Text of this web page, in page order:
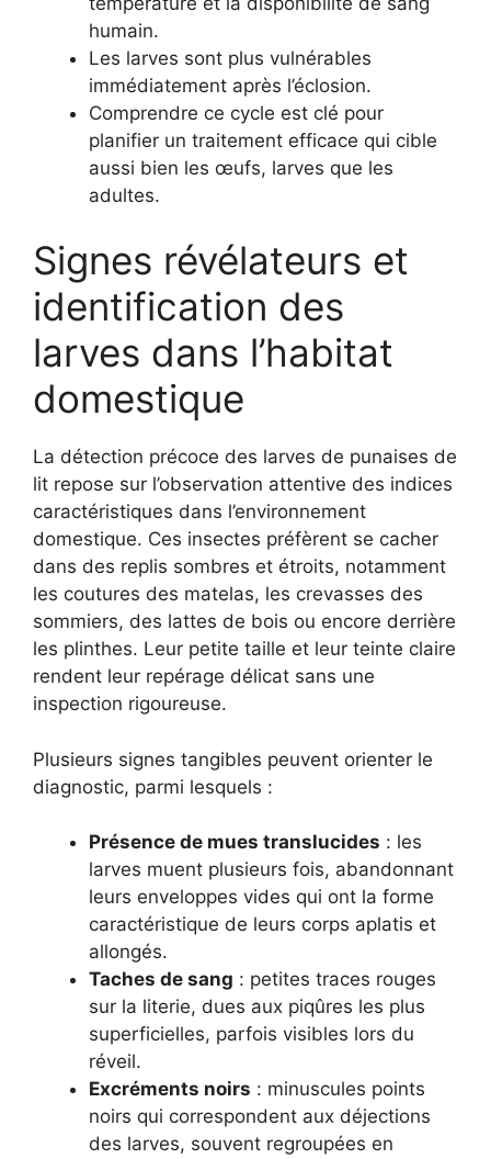
humain.
Les larves sont plus vulnérables
immédiatement après l’éclosion.
Comprendre ce cycle est clé pour
planifier un traitement efficace qui cible
aussi bien les œufs, larves que les
adultes.
Signes révélateurs et
identification des
larves dans l’habitat
domestique
La détection précoce des larves de punaises de
lit repose sur l’observation attentive des indices
caractéristiques dans l’environnement
domestique. Ces insectes préfèrent se cacher
dans des replis sombres et étroits, notamment
les coutures des matelas, les crevasses des
sommiers, des lattes de bois ou encore derrière
les plinthes. Leur petite taille et leur teinte claire
rendent leur repérage délicat sans une
inspection rigoureuse.
Plusieurs signes tangibles peuvent orienter le
diagnostic, parmi lesquels :
Présence de mues translucides : les
larves muent plusieurs fois, abandonnant
leurs enveloppes vides qui ont la forme
caractéristique de leurs corps aplatis et
allongés.
Taches de sang : petites traces rouges
sur la literie, dues aux piqûres les plus
superficielles, parfois visibles lors du
réveil.
Excréments noirs : minuscules points
noirs qui correspondent aux déjections
des larves, souvent regroupées en